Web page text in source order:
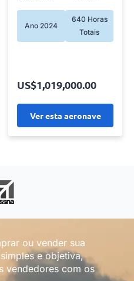
Ano 2024
640 Horas
Totais
Ver esta aeronave
US$1,019,000.00
ou vender sua
e objetiva,
vendedores com os